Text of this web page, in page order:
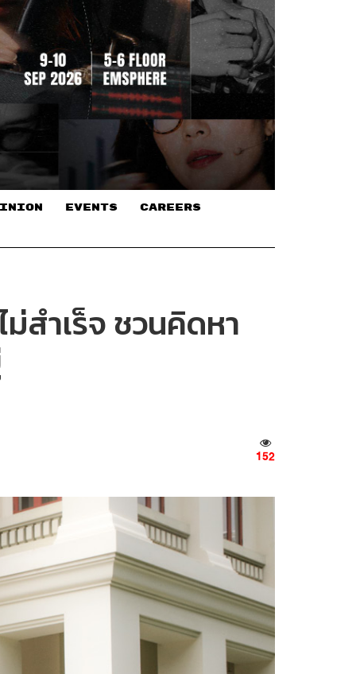
EVENTS CAREERS
สำเร็จ ชวนคิดหา
152